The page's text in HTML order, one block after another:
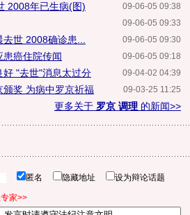
09-06-05 09:38
2008年已生病(图)
09-06-05 09:33
09-06-05 09:30
世 2008确诊患...
09-06-05 09:18
患癌住院传闻
09-04-02 04:39
好 "去世"消息太过分
09-03-25 11:25
奖 为病中罗京祈福
更多关于 罗京 调理 的新闻>>
匿名 隐藏地址 设为辩论话题
家>>